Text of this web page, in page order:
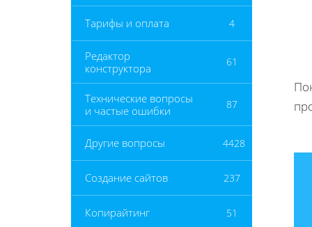
Тарифы и оплата 4
Редактор
конструктора
61
Технические вопросы
и частые ошибки
87
Другие вопросы 4428
Создание сайтов 237
Копирайтинг 51